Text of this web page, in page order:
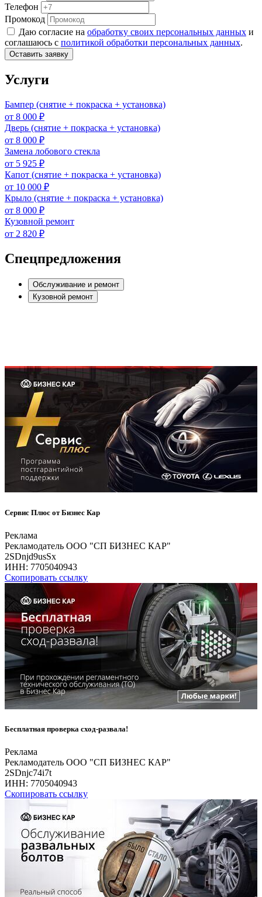
Телефон
Промокод
Даю согласие на обработку своих персональных данных и
соглашаюсь с политикой обработки персональных данных.
Оставить заявку
Услуги
Бампер (снятие + покраска + установка)
от 8 000 ₽
Дверь (снятие + покраска + установка)
от 8 000 ₽
Замена лобового стекла
от 5 925 ₽
Капот (снятие + покраска + установка)
от 10 000 ₽
Крыло (снятие + покраска + установка)
от 8 000 ₽
Кузовной ремонт
от 2 820 ₽
Спецпредложения
Обслуживание и ремонт
Кузовной ремонт
Сервис Плюс от Бизнес Кар
Реклама
Рекламодатель ООО "СП БИЗНЕС КАР"
2SDnjd9usSx
ИНН: 7705040943
Скопировать ссылку
Бесплатная проверка сход-развала!
Реклама
Рекламодатель ООО "СП БИЗНЕС КАР"
2SDnjc74i7t
ИНН: 7705040943
Скопировать ссылку